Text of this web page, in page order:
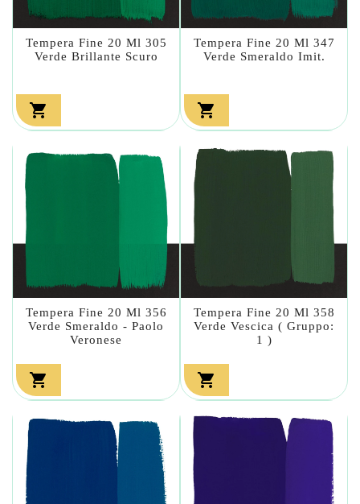
Tempera Fine 20 Ml 305
Verde Brillante Scuro

Tempera Fine 20 Ml 347
Verde Smeraldo Imit.

Tempera Fine 20 Ml 356
Verde Smeraldo - Paolo
Veronese

Tempera Fine 20 Ml 358
Verde Vescica ( Gruppo:
1 )
